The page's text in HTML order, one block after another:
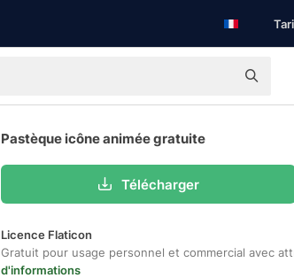
Pastèque icône animée gratuite
Télécharger
Licence Flaticon
Gratuit pour usage personnel et commercial avec
d'informations